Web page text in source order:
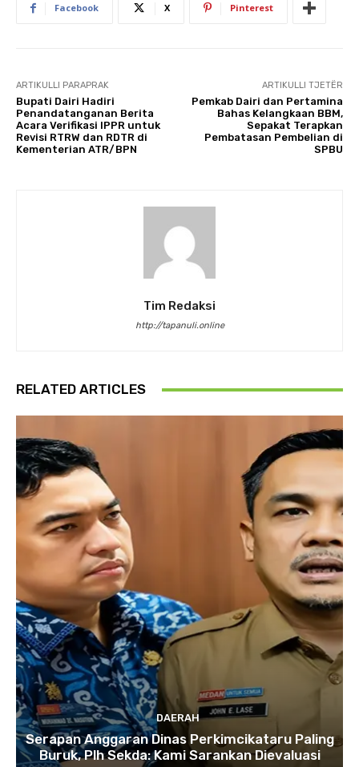
Facebook X Pinterest
ARTIKULLI PARAPRAK
Bupati Dairi Hadiri
Penandatanganan Berita
Acara Verifikasi IPPR untuk
Revisi RTRW dan RDTR di
Kementerian ATR/BPN
ARTIKULLI TJETËR
Pemkab Dairi dan Pertamina
Bahas Kelangkaan BBM,
Sepakat Terapkan
Pembatasan Pembelian di
SPBU
Tim Redaksi
http://tapanuli.online
RELATED ARTICLES
DAERAH
Serapan Anggaran Dinas Perkimcikataru Paling
Buruk, Plh Sekda: Kami Sarankan Dievaluasi